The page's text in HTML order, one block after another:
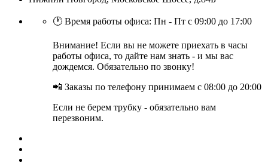
🕐 Время работы офиса: Пн - Пт с 09:00 до 17:00
Внимание! Если вы не можете приехать в часы
работы офиса, то дайте нам знать - и мы вас
дождемся. Обязательно по звонку!
📲 Заказы по телефону принимаем с 08:00 до 20:00
Если не берем трубку - обязательно вам
перезвоним.